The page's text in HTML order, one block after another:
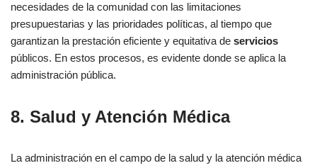
necesidades de la comunidad con las limitaciones
presupuestarias y las prioridades políticas, al tiempo que
garantizan la prestación eficiente y equitativa de servicios
públicos. En estos procesos, es evidente donde se aplica la
administración pública.
8. Salud y Atención Médica
La administración en el campo de la salud y la atención médica